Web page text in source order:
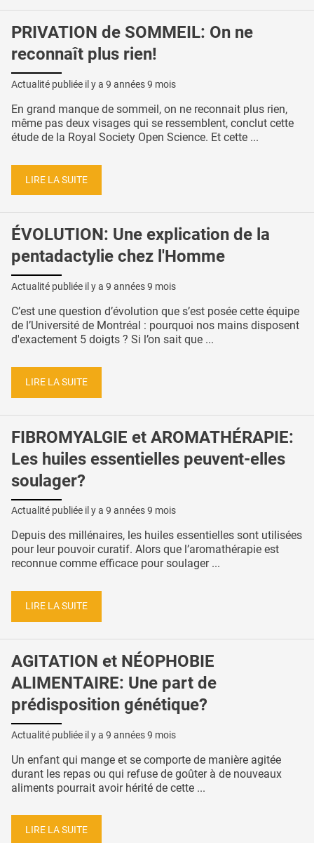
PRIVATION de SOMMEIL: On ne
reconnaît plus rien!
Actualité publiée il y a 9 années 9 mois
En grand manque de sommeil, on ne reconnait plus rien,
même pas deux visages qui se ressemblent, conclut cette
étude de la Royal Society Open Science. Et cette ...
LIRE LA SUITE
ÉVOLUTION: Une explication de la
pentadactylie chez l'Homme
Actualité publiée il y a 9 années 9 mois
C’est une question d’évolution que s’est posée cette équipe
de l’Université de Montréal : pourquoi nos mains disposent
d'exactement 5 doigts ? Si l’on sait que ...
LIRE LA SUITE
FIBROMYALGIE et AROMATHÉRAPIE:
Les huiles essentielles peuvent-elles
soulager?
Actualité publiée il y a 9 années 9 mois
Depuis des millénaires, les huiles essentielles sont utilisées
pour leur pouvoir curatif. Alors que l’aromathérapie est
reconnue comme efficace pour soulager ...
LIRE LA SUITE
AGITATION et NÉOPHOBIE
ALIMENTAIRE: Une part de
prédisposition génétique?
Actualité publiée il y a 9 années 9 mois
Un enfant qui mange et se comporte de manière agitée
durant les repas ou qui refuse de goûter à de nouveaux
aliments pourrait avoir hérité de cette ...
LIRE LA SUITE